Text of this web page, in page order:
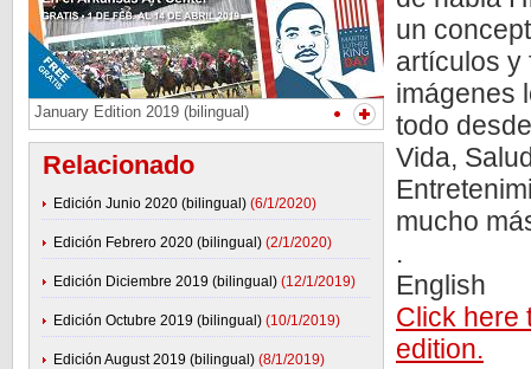
January Edition 2019 (bilingual)
Relacionado
Edición Junio 2020 (bilingual) (6/1/2020)
Edición Febrero 2020 (bilingual) (2/1/2020)
Edición Diciembre 2019 (bilingual) (12/1/2019)
Edición Octubre 2019 (bilingual) (10/1/2019)
Edición August 2019 (bilingual) (8/1/2019)
un
artículos y
imágenes
todo
Vida,
mucho
.
English
Click here
edition.